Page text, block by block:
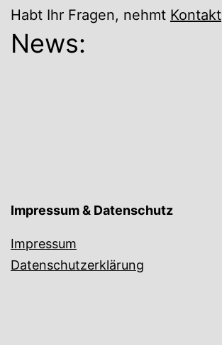
Habt Ihr Fragen, nehmt Kontakt
News:
Impressum & Datenschutz
Impressum
Datenschutzerklärung